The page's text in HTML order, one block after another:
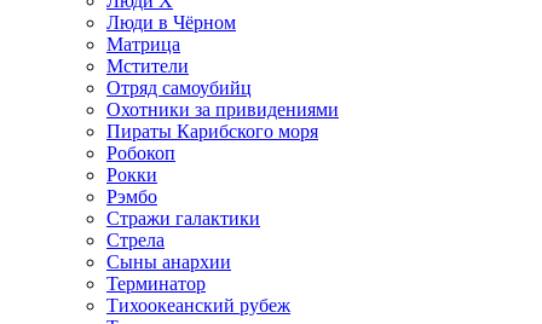
Люди в Чёрном
Матрица
Мстители
Отряд самоубийц
Охотники за привидениями
Пираты Карибского моря
Робокоп
Рокки
Рэмбо
Стражи галактики
Стрела
Сыны анархии
Терминатор
Тихоокеанский рубеж